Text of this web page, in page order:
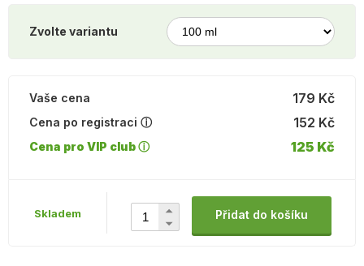
Zvolte variantu
179 Kč
Vaše cena
Cena po registraci ⓘ
152 Kč
Cena pro VIP club ⓘ 125 Kč
Skladem Přidat do košíku